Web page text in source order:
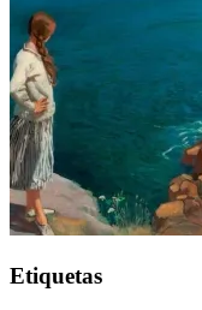
Etiquetas